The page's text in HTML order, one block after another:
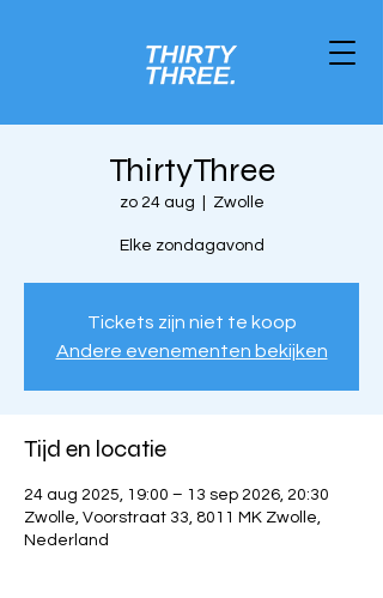
ThirtyThree
zo 24 aug Zwolle
Elke zondagavond
Tickets zijn niet te koop
Andere evenementen bekijken
Tijd en locatie
24 aug 2025, 19:00 – 13 sep 2026, 20:30
Zwolle, Voorstraat 33, 8011 MK Zwolle,
Nederland